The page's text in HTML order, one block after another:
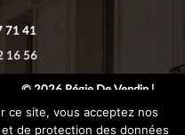
ce site, vous acceptez nos
de protection des données
71 41
16 56
© 2026 Régie De Vendin |